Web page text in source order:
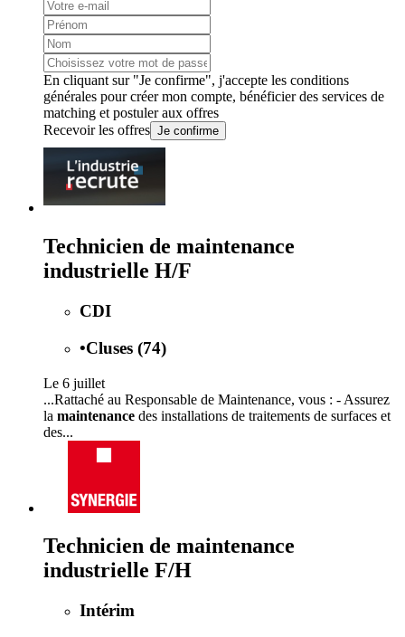
En cliquant sur "Je confirme", j'accepte les conditions
générales pour créer mon compte, bénéficier des services de
matching et postuler aux offres
Recevoir les offres Je confirme
Technicien de maintenance
industrielle H/F
CDI
•Cluses (74)
Le 6 juillet
...Rattaché au Responsable de Maintenance, vous : - Assurez
la maintenance des installations de traitements de surfaces et
des...
Technicien de maintenance
industrielle F/H
Intérim